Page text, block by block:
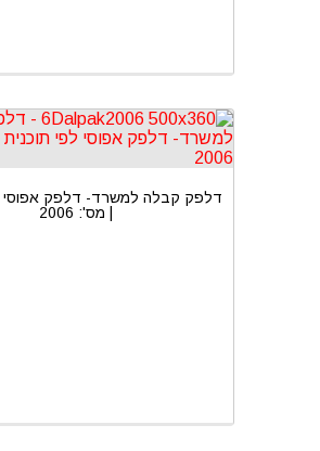
דלפק קבלה למשרד- דלפק אפוסי
| מס': 2006